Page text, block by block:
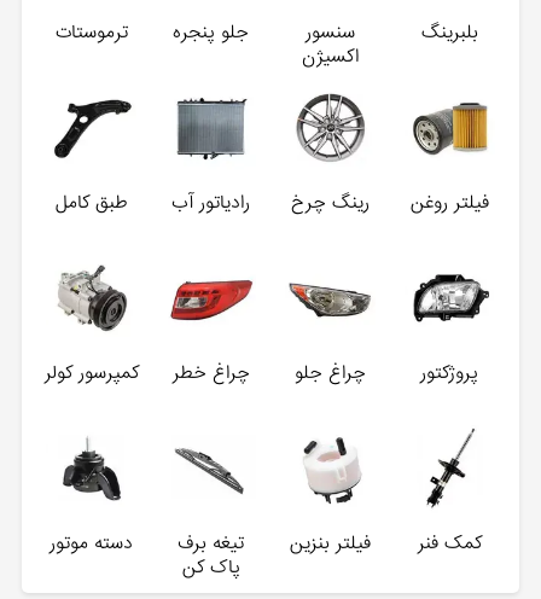
بلبرینگ
سنسور
اکسیژن
جلو پنجره ترموستات
فیلتر روغن رینگ چرخ رادیاتور آب طبق کامل
پروژکتور چراغ جلو چراغ خطر کمپرسور کولر
کمک فنر فیلتر بنزین
تیغه برف
پاک کن
دسته موتور